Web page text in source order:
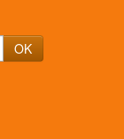
OK